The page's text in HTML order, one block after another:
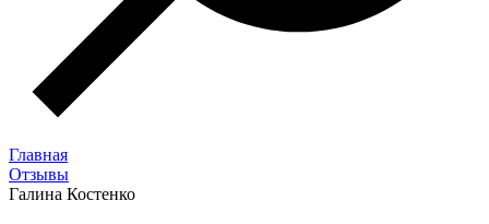
Главная
Отзывы
Галина Костенко